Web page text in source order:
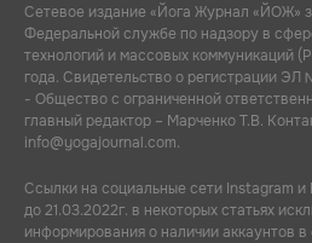
Сетевое издание «Йога Журнал «ЙОЖ»
Федеральной службе по надзору в
технологий и массовых коммуникаций
года. Свидетельство о регистрации
- Общество с ограниченной
главный редактор – Марченко Т.В.
info@yogajournal.com.
Ссылки на социальные сети Instagram
до 21.03.2022г. в некоторых статьях
информирования о наличии аккаунтов в